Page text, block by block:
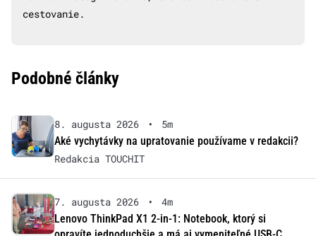
cestovanie.
Podobné články
8. augusta 2026 •
5m
Aké vychytávky na upratovanie používame v redakcii?
Redakcia TOUCHIT
7. augusta 2026 •
4m
Lenovo ThinkPad X1 2-in-1: Notebook, ktorý si